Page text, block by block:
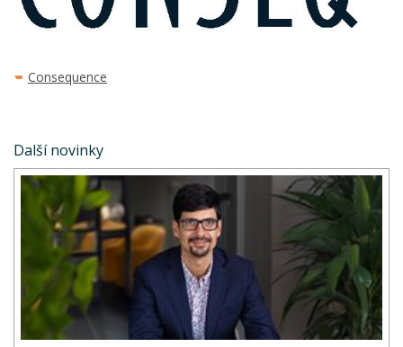
Consequence
Další novinky